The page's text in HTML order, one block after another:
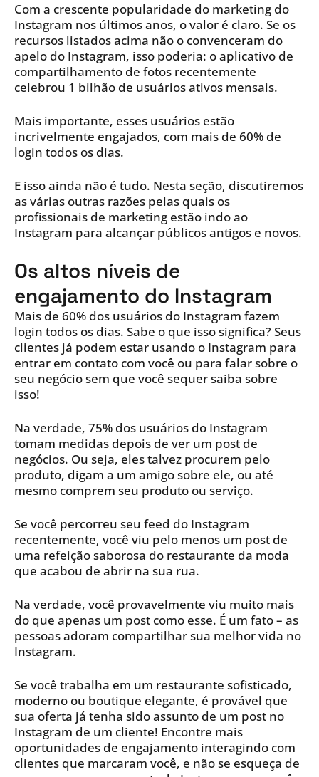
Com a crescente popularidade do marketing do
Instagram nos últimos anos, o valor é claro. Se os
recursos listados acima não o convenceram do
apelo do Instagram, isso poderia: o aplicativo de
compartilhamento de fotos recentemente
celebrou 1 bilhão de usuários ativos mensais.
Mais importante, esses usuários estão
incrivelmente engajados, com mais de 60% de
login todos os dias.
E isso ainda não é tudo. Nesta seção, discutiremos
as várias outras razões pelas quais os
profissionais de marketing estão indo ao
Instagram para alcançar públicos antigos e novos.
Os altos níveis de
engajamento do Instagram
Mais de 60% dos usuários do Instagram fazem
login todos os dias. Sabe o que isso significa? Seus
clientes já podem estar usando o Instagram para
entrar em contato com você ou para falar sobre o
seu negócio sem que você sequer saiba sobre
isso!
Na verdade, 75% dos usuários do Instagram
tomam medidas depois de ver um post de
negócios. Ou seja, eles talvez procurem pelo
produto, digam a um amigo sobre ele, ou até
mesmo comprem seu produto ou serviço.
Se você percorreu seu feed do Instagram
recentemente, você viu pelo menos um post de
uma refeição saborosa do restaurante da moda
que acabou de abrir na sua rua.
Na verdade, você provavelmente viu muito mais
do que apenas um post como esse. É um fato – as
pessoas adoram compartilhar sua melhor vida no
Instagram.
Se você trabalha em um restaurante sofisticado,
moderno ou boutique elegante, é provável que
sua oferta já tenha sido assunto de um post no
Instagram de um cliente! Encontre mais
oportunidades de engajamento interagindo com
clientes que marcaram você, e não se esqueça de